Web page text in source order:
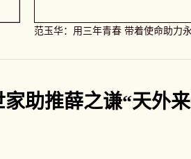
范玉华：用三年青春 带着使命助力
助推薛之谦“天外